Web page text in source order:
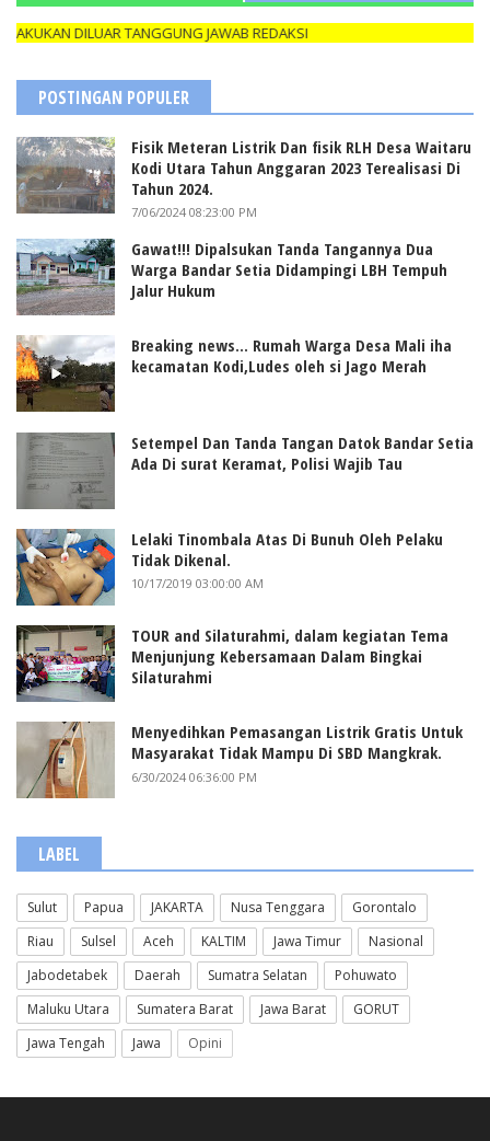
DILUAR TANGGUNG JAWAB REDAKSI
POSTINGAN POPULER
Fisik Meteran Listrik Dan fisik RLH Desa Waitaru
Kodi Utara Tahun Anggaran 2023 Terealisasi Di
Tahun 2024.
7/06/2024 08:23:00 PM
Gawat!!! Dipalsukan Tanda Tangannya Dua
Warga Bandar Setia Didampingi LBH Tempuh
Jalur Hukum
Breaking news... Rumah Warga Desa Mali iha
kecamatan Kodi,Ludes oleh si Jago Merah
Setempel Dan Tanda Tangan Datok Bandar Setia
Ada Di surat Keramat, Polisi Wajib Tau
Lelaki Tinombala Atas Di Bunuh Oleh Pelaku
Tidak Dikenal.
10/17/2019 03:00:00 AM
TOUR and Silaturahmi, dalam kegiatan Tema
Menjunjung Kebersamaan Dalam Bingkai
Silaturahmi
Menyedihkan Pemasangan Listrik Gratis Untuk
Masyarakat Tidak Mampu Di SBD Mangkrak.
6/30/2024 06:36:00 PM
LABEL
Sulut Papua JAKARTA Nusa Tenggara
Gorontalo
Riau
Sulsel Aceh KALTIM Jawa Timur
Nasional
Jabodetabek
Daerah Sumatra Selatan
Pohuwato
Maluku Utara
Sumatera Barat Jawa Barat
GORUT
Jawa Tengah
Jawa Opini